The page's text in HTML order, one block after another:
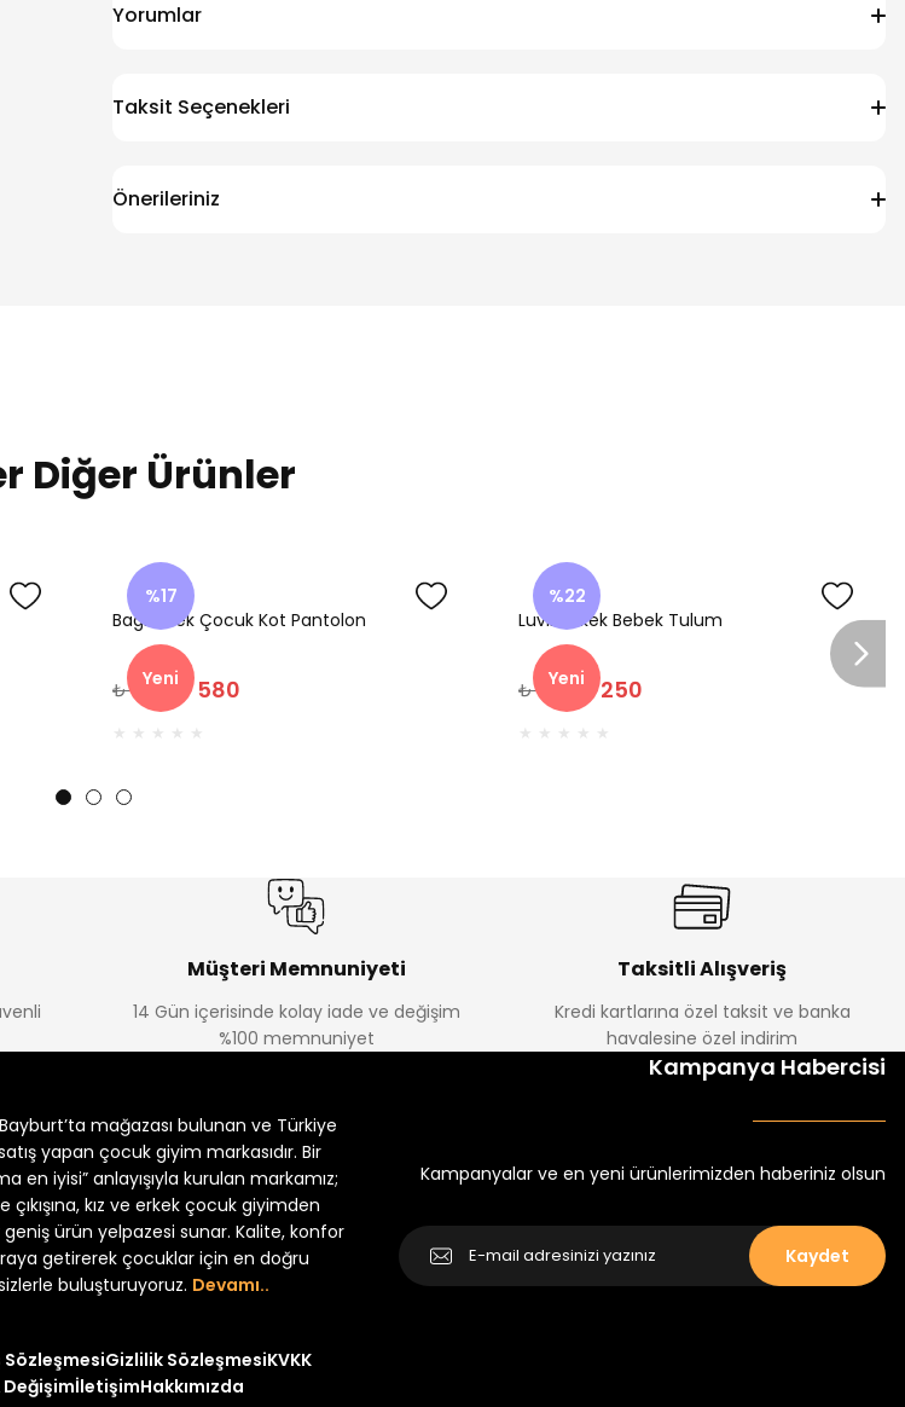
Yorumlar
Taksit Seçenekleri
Önerileriniz
Diğer Ürünler
%17
Yeni
Bagi Erkek Çocuk Kot Pantolon
₺ 700 ₺ 580
%22
Yeni
Luvin Erkek Bebek Tulum
₺ 320 ₺ 250
Müşteri Memnuniyeti
14 Gün içerisinde kolay iade ve değişim
%100 memnuniyet
Taksitli Alışveriş
Kredi kartlarına özel taksit ve banka
havalesine özel indirim
mağazası bulunan ve Türkiye
yapan çocuk giyim markasıdır. Bir
en iyisi” anlayışıyla kurulan markamız;
çıkışına, kız ve erkek çocuk giyimden
ürün yelpazesi sunar. Kalite, konfor
getirerek çocuklar için en doğru
buluşturuyoruz. Devamı..
SözleşmesiGizlilik SözleşmesiKVKK
İletişimHakkımızda
Kampanya Habercisi
Kampanyalar ve en yeni ürünlerimizden haberiniz olsun
Kaydet